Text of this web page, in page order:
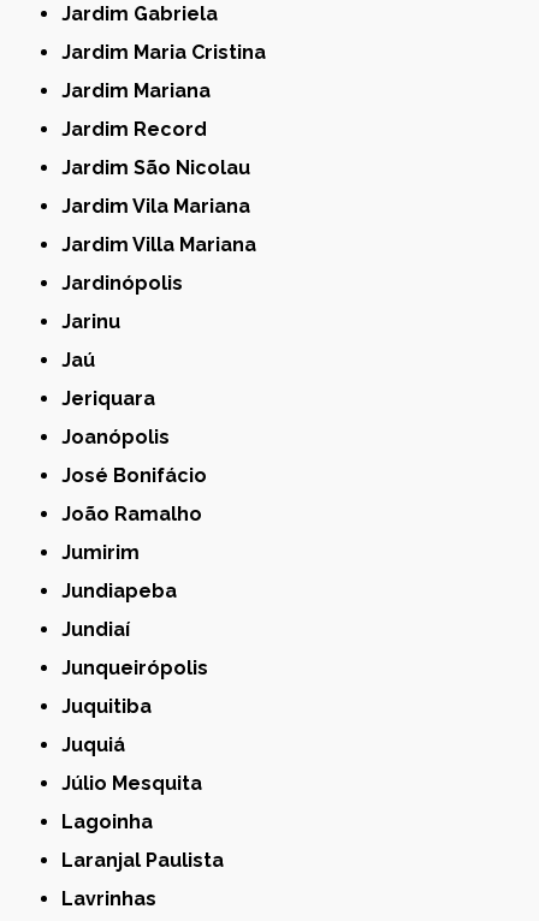
Jardim Gabriela
Jardim Maria Cristina
Jardim Mariana
Jardim Record
Jardim São Nicolau
Jardim Vila Mariana
Jardim Villa Mariana
Jardinópolis
Jarinu
Jaú
Jeriquara
Joanópolis
José Bonifácio
João Ramalho
Jumirim
Jundiapeba
Jundiaí
Junqueirópolis
Juquitiba
Juquiá
Júlio Mesquita
Lagoinha
Laranjal Paulista
Lavrinhas